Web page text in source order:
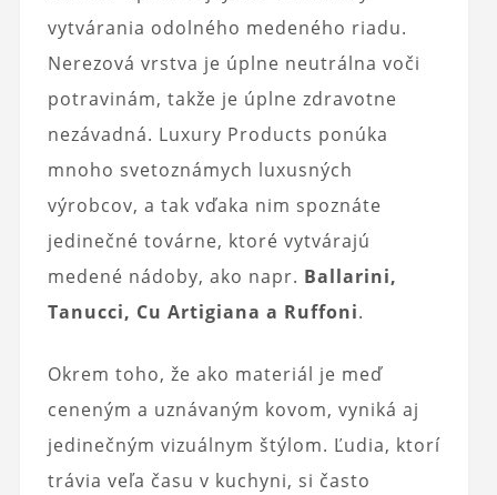
vytvárania odolného medeného riadu.
Nerezová vrstva je úplne neutrálna voči
potravinám, takže je úplne zdravotne
nezávadná. Luxury Products ponúka
mnoho svetoznámych luxusných
výrobcov, a tak vďaka nim spoznáte
jedinečné továrne, ktoré vytvárajú
medené nádoby, ako napr. Ballarini,
Tanucci, Cu Artigiana a Ruffoni.
Okrem toho, že ako materiál je meď
ceneným a uznávaným kovom, vyniká aj
jedinečným vizuálnym štýlom. Ľudia, ktorí
trávia veľa času v kuchyni, si často